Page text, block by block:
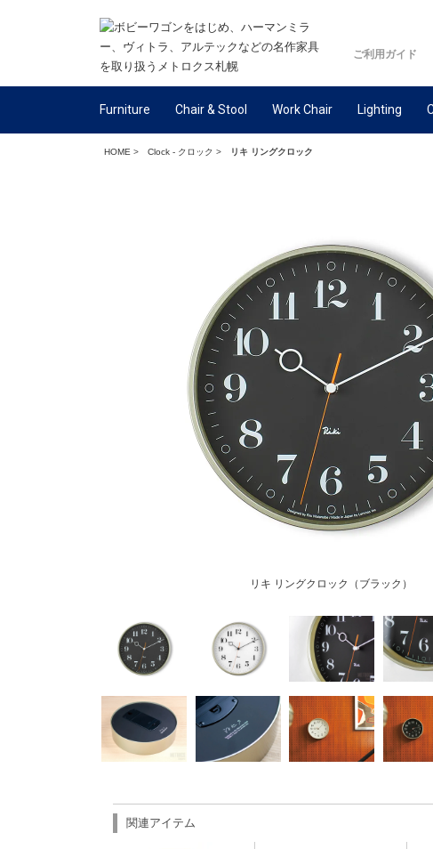
ご利用ガイド
Furniture Chair & Stool Work Chair Lighting
HOME > Clock - クロック > リキ リングクロック
リキ リングクロック（ブラック）
関連アイテム